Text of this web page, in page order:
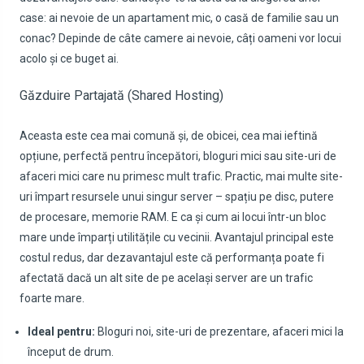
case: ai nevoie de un apartament mic, o casă de familie sau un
conac? Depinde de câte camere ai nevoie, câți oameni vor locui
acolo și ce buget ai.
Găzduire Partajată (Shared Hosting)
Aceasta este cea mai comună și, de obicei, cea mai ieftină
opțiune, perfectă pentru începători, bloguri mici sau site-uri de
afaceri mici care nu primesc mult trafic. Practic, mai multe site-
uri împart resursele unui singur server – spațiu pe disc, putere
de procesare, memorie RAM. E ca și cum ai locui într-un bloc
mare unde împarți utilitățile cu vecinii. Avantajul principal este
costul redus, dar dezavantajul este că performanța poate fi
afectată dacă un alt site de pe același server are un trafic
foarte mare.
Ideal pentru: Bloguri noi, site-uri de prezentare, afaceri mici la
început de drum.